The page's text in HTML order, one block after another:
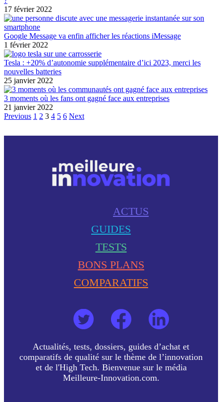
17 février 2022
Google Message va enfin afficher les réactions iMessage
1 février 2022
Tesla : +20% d’autonomie supplémentaire d’ici 2023, merci les
nouvelles batteries
25 janvier 2022
3 moments où les fans ont gagné face aux entreprises
21 janvier 2022
Previous 1 2 3 4 5 6 Next
ACTUS
GUIDES
TESTS
BONS PLANS
COMPARATIFS
Actualités, tests, dossiers, guides d’achat et
comparatifs de qualité sur le thème de l’innovation
et de l'High Tech. Bienvenue sur le média
Meilleure-Innovation.com.